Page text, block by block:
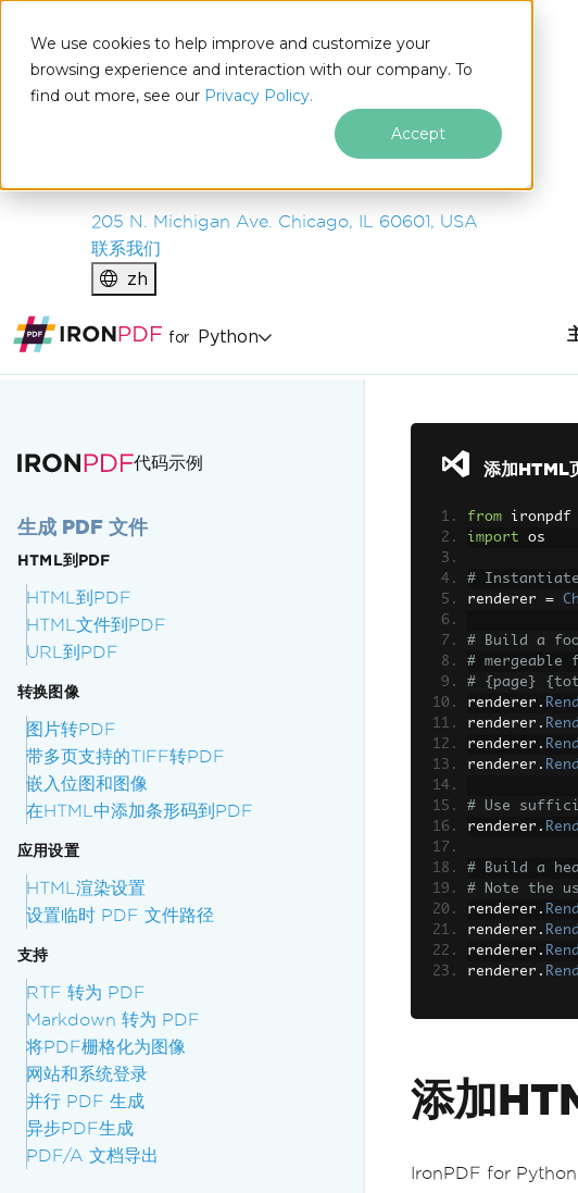
We use cookies to help improve and customize your
browsing experience and interaction with our company. To
find out more, see our Privacy Policy.
Accept
IRONSOFTWARE
产品
企业
205 N. Michigan Ave. Chicago, IL 60601, USA
联系我们
zh
for Python
代码示例
生成 PDF 文件
HTML到PDF
HTML到PDF
HTML文件到PDF
URL到PDF
转换图像
图片转PDF
带多页支持的TIFF转PDF
嵌入位图和图像
在HTML中添加条形码到PDF
应用设置
HTML渲染设置
设置临时 PDF 文件路径
支持
RTF 转为 PDF
Markdown 转为 PDF
将PDF栅格化为图像
网站和系统登录
并行 PDF 生成
异步PDF生成
PDF/A 文档导出
添加HTML
from ironpdf
import os
# Instantiate
renderer =
# Build a
#
# {page}
renderer .
renderer .
renderer .
renderer .
# Use
renderer .
# Build a
# Note the
renderer .
renderer .
renderer .
renderer .
添加
IronPDF for Python